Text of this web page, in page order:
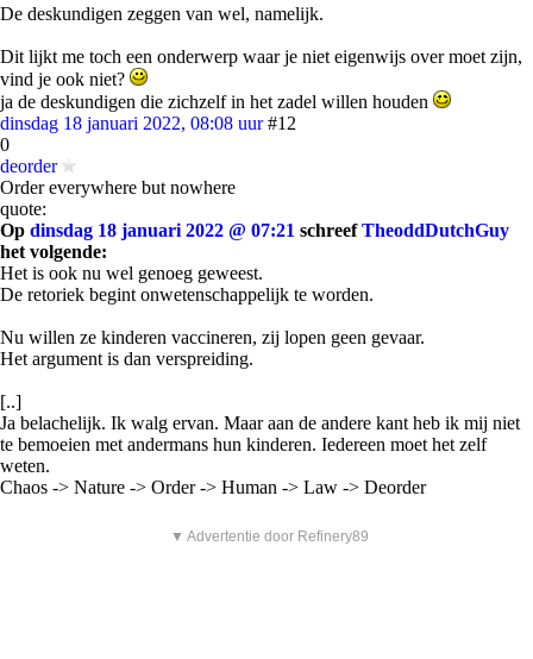
De deskundigen zeggen van wel, namelijk.
Dit lijkt me toch een onderwerp waar je niet eigenwijs over moet zijn,
vind je ook niet?
ja de deskundigen die zichzelf in het zadel willen houden
dinsdag 18 januari 2022, 08:08 uur #12
0
deorder
Order everywhere but nowhere
quote:
Op dinsdag 18 januari 2022 @ 07:21 schreefTheoddDutchGuy
het volgende:
Het is ook nu wel genoeg geweest.
De retoriek begint onwetenschappelijk te worden.
Nu willen ze kinderen vaccineren, zij lopen geen gevaar.
Het argument is dan verspreiding.
[..]
Ja belachelijk. Ik walg ervan. Maar aan de andere kant heb ik mij niet
te bemoeien met andermans hun kinderen. Iedereen moet het zelf
weten.
Chaos -> Nature -> Order -> Human -> Law -> Deorder
▼ Advertentie door Refinery89